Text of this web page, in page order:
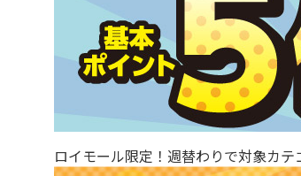
ロイモール限定！週替わりで対象カテ